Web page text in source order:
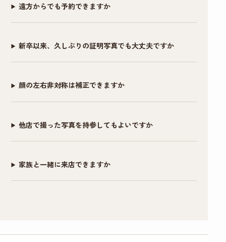
ざいました。
等)はしても大丈夫だ
と思います。(私はメ
ンをクレンジングシ
にかく納得のいく写
真が欲しい！という
てがっつりやってく
ださるので撮影後に
すめです。データも
正あり・なしのも
けるので助かりまし
た！！
撮影後、要すれば修整してもらえます。カメラ
マンさんと相談しつつ、写真画像を見つつ修整
し今回キチンと写真を撮ってもらった事が、思
「リクルート写真」はオススメできると思いま
す。ありがとうございました。
遠方からでも予約できますか
新卒以来、久しぶりの証明写真でも大丈夫ですか
顔の左右非対称は補正できますか
他店で撮った写真を持参してもよいですか
家族と一緒に来店できますか